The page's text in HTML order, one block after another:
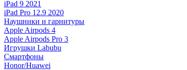
iPad 9 2021
iPad Pro 12.9 2020
Наушники и гарнитуры
Apple Airpods 4
Apple Airpods Pro 3
Игрушки Labubu
Смартфоны
Honor/Huawei